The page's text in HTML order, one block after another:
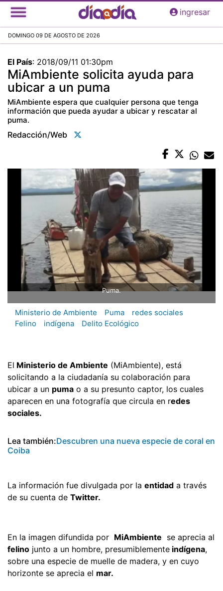
Pasar
al
principal
ingresar
DOMINGO 09 DE AGOSTO DE 2026
El País: 2018/09/11 01:30pm
MiAmbiente solicita ayuda para
ubicar a un puma
MiAmbiente espera que cualquier persona que tenga
información que pueda ayudar a ubicar y rescatar al
puma.
Redacción/web
Puma.
Ministerio de Ambiente Puma
redes sociales
Felino
indígena Delito Ecológico
El Ministerio de Ambiente (MiAmbiente), está
solicitando a la ciudadanía su colaboración para
ubicar a un puma o a su presunto captor, los cuales
aparecen en una fotografía que circula en redes
sociales.
Lea también:Descubren una nueva especie de coral en
Coiba
La información fue divulgada por la entidad a través
de su cuenta de Twitter.
En la imagen difundida por MiAmbiente se aprecia al
felino junto a un hombre, presumiblemente indígena,
sobre una especie de muelle de madera, y en cuyo
horizonte se aprecia el mar.